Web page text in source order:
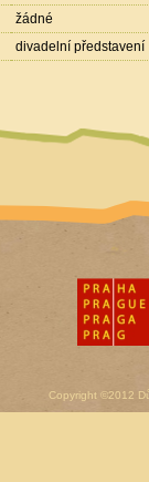
žádné
divadelní představení
Copyright ©2012